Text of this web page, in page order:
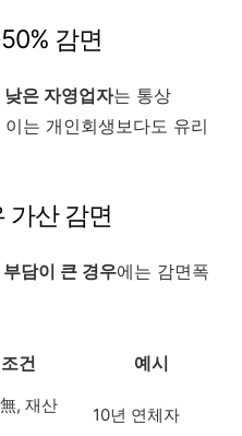
감면
은 자영업자는 통상
는 개인회생보다도 유리
가산 감면
담이 큰 경우에는 감면폭
조건 예시
, 재산
10년 연체자